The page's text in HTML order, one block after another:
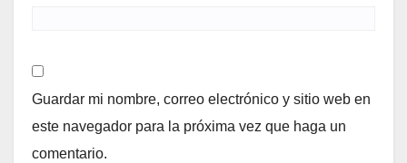
Guardar mi nombre, correo electrónico y sitio web en
este navegador para la próxima vez que haga un
comentario.